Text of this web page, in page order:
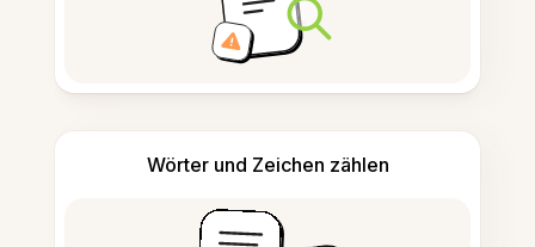
Wörter und Zeichen zählen